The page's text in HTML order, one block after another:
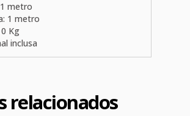
metro
1 metro
Kg
inclusa
relacionados